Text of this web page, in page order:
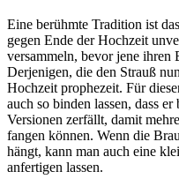
Eine berühmte Tradition ist
gegen Ende der Hochzeit
versammeln, bevor jene
Derjenigen, die den Strauß
Hochzeit prophezeit. Für
auch so binden lassen, dass
Versionen zerfällt, damit
fangen können. Wenn die
hängt, kann man auch eine
anfertigen lassen.